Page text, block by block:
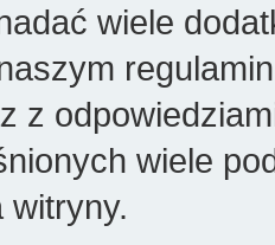
wiele
z
wiele
witryny.